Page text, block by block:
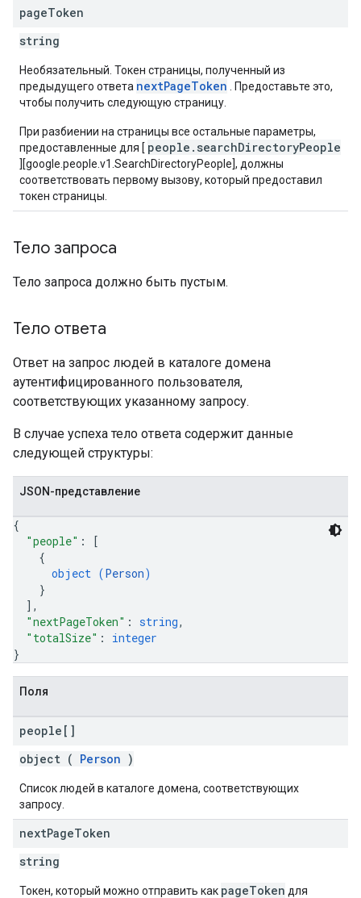
pageToken
string
Необязательный. Токен страницы, полученный из
предыдущего ответа nextPageToken . Предоставьте это,
чтобы получить следующую страницу.
При разбиении на страницы все остальные параметры,
предоставленные для [ people.searchDirectoryPeople
][google.people.v1.SearchDirectoryPeople], должны
соответствовать первому вызову, который предоставил
токен страницы.
Тело запроса
Тело запроса должно быть пустым.
Тело ответа
Ответ на запрос людей в каталоге домена
аутентифицированного пользователя,
соответствующих указанному запросу.
В случае успеха тело ответа содержит данные
следующей структуры:
JSON-представление
{
"people" :
[
{
object (Person)
}
] ,
"nextPageToken" : string,
"totalSize" : integer
}
Поля
people[]
object ( Person )
Список людей в каталоге домена, соответствующих
запросу.
nextPageToken
string
Токен, который можно отправить как pageToken для